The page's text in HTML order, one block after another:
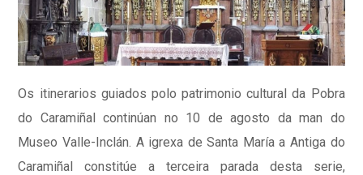
Os itinerarios guiados polo patrimonio cultural da Pobra
do Caramiñal continúan no 10 de agosto da man do
Museo Valle-Inclán. A igrexa de Santa María a Antiga do
Caramiñal constitúe a terceira parada desta serie,